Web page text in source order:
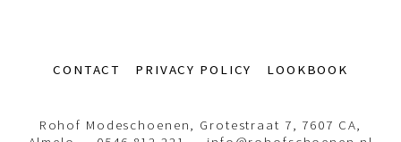
Footer-CONTACT PRIVACY POLICY LOOKBOOK
Rohof Modeschoenen, Grotestraat 7, 7607 CA,